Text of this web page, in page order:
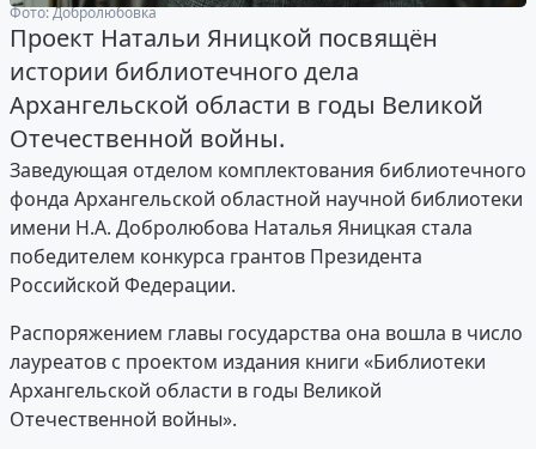
Фото: Добролюбовка
Проект Натальи Яницкой посвящён
истории библиотечного дела
Архангельской области в годы Великой
Отечественной войны.
Заведующая отделом комплектования библиотечного
фонда Архангельской областной научной библиотеки
имени Н.А. Добролюбова Наталья Яницкая стала
победителем конкурса грантов Президента
Российской Федерации.
Распоряжением главы государства она вошла в число
лауреатов с проектом издания книги «Библиотеки
Архангельской области в годы Великой
Отечественной войны».